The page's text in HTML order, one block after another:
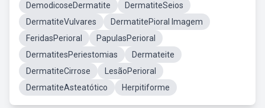
DemodicoseDermatite
DermatiteSeios
DermatiteVulvares
DermatitePioral Imagem
FeridasPerioral
PapulasPerioral
DermatitesPeriestomias
Dermateite
DermatiteCirrose
LesãoPerioral
DermatiteAsteatótico
Herpitiforme